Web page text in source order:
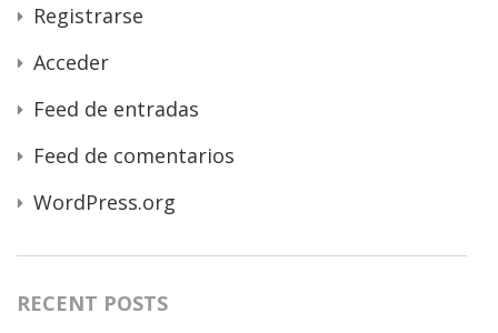
Registrarse
Acceder
Feed de entradas
Feed de comentarios
WordPress.org
RECENT POSTS